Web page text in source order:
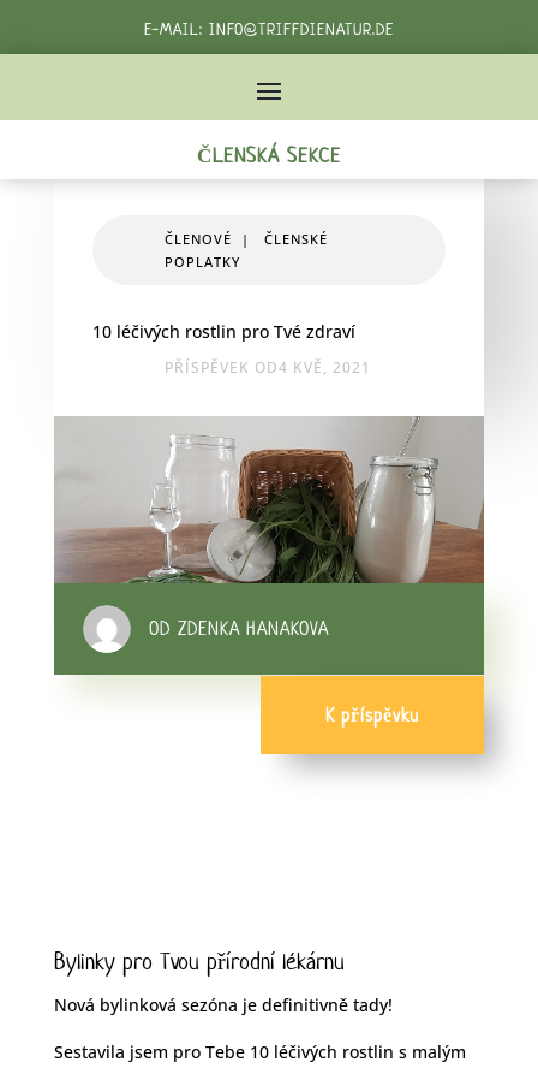
E-MAIL: INFO@TRIFFDIENATUR.DE
ČLENSKÁ SEKCE
ČLENOVÉ | ČLENSKÉ
POPLATKY
10 léčivých rostlin pro Tvé zdraví
PŘÍSPĚVEK OD4 KVĚ, 2021
OD ZDENKA HANAKOVA
K příspěvku
Bylinky pro Tvou přírodní lékárnu
Nová bylinková sezóna je definitivně tady!
Sestavila jsem pro Tebe 10 léčivých rostlin s malým